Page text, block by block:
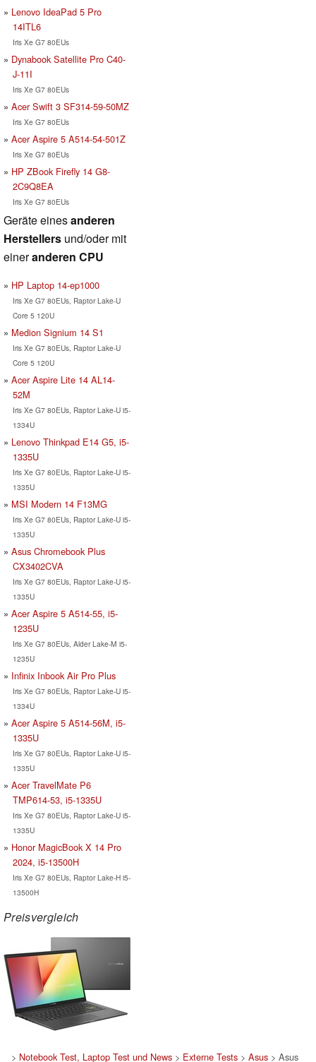
Lenovo IdeaPad 5 Pro
14ITL6
Iris Xe G7 80EUs
Dynabook Satellite Pro C40-
J-11I
Iris Xe G7 80EUs
Acer Swift 3 SF314-59-50MZ
Iris Xe G7 80EUs
Acer Aspire 5 A514-54-501Z
Iris Xe G7 80EUs
HP ZBook Firefly 14 G8-
2C9Q8EA
Iris Xe G7 80EUs
Geräte einesanderen
Herstellers und/oder mit
eineranderen CPU
HP Laptop 14-ep1000
Iris Xe G7 80EUs, Raptor Lake-U
Core 5 120U
Medion Signium 14 S1
Iris Xe G7 80EUs, Raptor Lake-U
Core 5 120U
Acer Aspire Lite 14 AL14-
52M
Iris Xe G7 80EUs, Raptor Lake-U i5-
1334U
Lenovo Thinkpad E14 G5, i5-
1335U
Iris Xe G7 80EUs, Raptor Lake-U i5-
1335U
MSI Modern 14 F13MG
Iris Xe G7 80EUs, Raptor Lake-U i5-
1335U
Asus Chromebook Plus
CX3402CVA
Iris Xe G7 80EUs, Raptor Lake-U i5-
1335U
Acer Aspire 5 A514-55, i5-
1235U
Iris Xe G7 80EUs, Alder Lake-M i5-
1235U
Infinix Inbook Air Pro Plus
Iris Xe G7 80EUs, Raptor Lake-U i5-
1334U
Acer Aspire 5 A514-56M, i5-
1335U
Iris Xe G7 80EUs, Raptor Lake-U i5-
1335U
Acer TravelMate P6
TMP614-53, i5-1335U
Iris Xe G7 80EUs, Raptor Lake-U i5-
1335U
Honor MagicBook X 14 Pro
2024, i5-13500H
Iris Xe G7 80EUs, Raptor Lake-H i5-
13500H
Preisvergleich
> Notebook Test, Laptop Test und News> Externe Tests> Asus> Asus